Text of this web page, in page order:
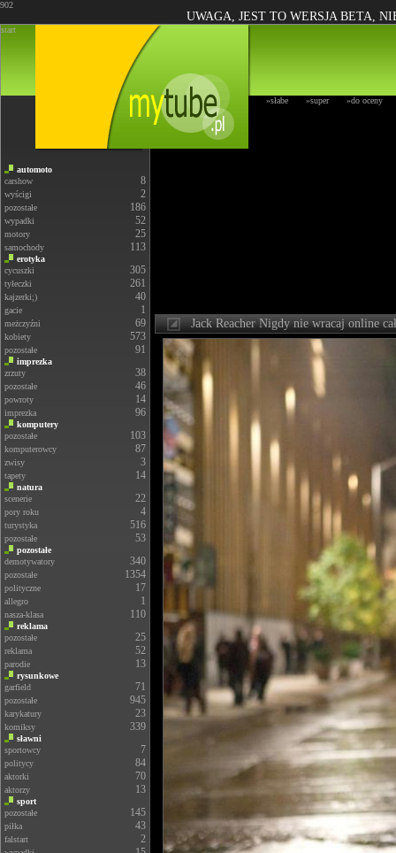
902
UWAGA, JEST TO WERSJA BETA,
start
»słabe »super »do oceny
automoto
carshow
8
wyścigi 2
pozostałe 186
wypadki 52
motory 25
samochody 113
erotyka
cycuszki
305
tyłeczki 261
kajzerki;) 40
gacie 1
meżczyźni 69
kobiety 573
pozostałe 91
imprezka
zrzuty
38
pozostałe 46
powroty 14
imprezka 96
komputery
pozostałe
103
komputerowcy 87
zwisy 3
tapety 14
natura
scenerie
22
pory roku 4
turystyka 516
pozostałe 53
pozostałe
demotywatory
340
pozostałe 1354
polityczne 17
allegro 1
nasza-klasa 110
reklama
pozostałe
25
reklama 52
parodie 13
rysunkowe
garfield
71
pozostałe 945
karykatury 23
komiksy 339
sławni
sportowcy
7
politycy 84
aktorki 70
aktorzy 13
sport
pozostałe
145
piłka 43
falstart 2
Jack Reacher Nigdy nie wracaj online